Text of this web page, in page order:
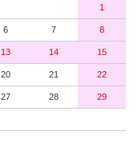
1
6 7 8
13 14 15
20 21 22
27 28 29